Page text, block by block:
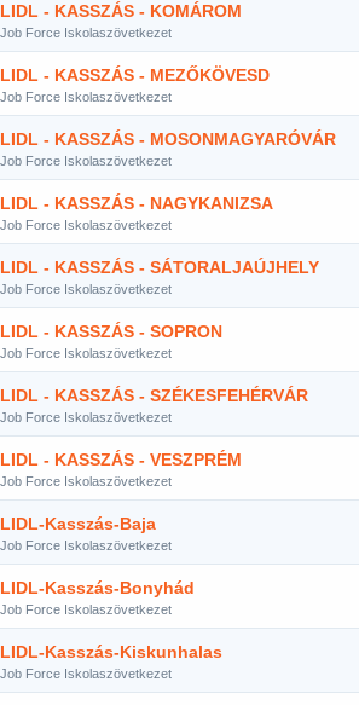
LIDL - KASSZÁS - KOMÁROM
Job Force Iskolaszövetkezet
LIDL - KASSZÁS - MEZŐKÖVESD
Job Force Iskolaszövetkezet
LIDL - KASSZÁS - MOSONMAGYARÓVÁR
Job Force Iskolaszövetkezet
LIDL - KASSZÁS - NAGYKANIZSA
Job Force Iskolaszövetkezet
LIDL - KASSZÁS - SÁTORALJAÚJHELY
Job Force Iskolaszövetkezet
LIDL - KASSZÁS - SOPRON
Job Force Iskolaszövetkezet
LIDL - KASSZÁS - SZÉKESFEHÉRVÁR
Job Force Iskolaszövetkezet
LIDL - KASSZÁS - VESZPRÉM
Job Force Iskolaszövetkezet
LIDL-Kasszás-Baja
Job Force Iskolaszövetkezet
LIDL-Kasszás-Bonyhád
Job Force Iskolaszövetkezet
LIDL-Kasszás-Kiskunhalas
Job Force Iskolaszövetkezet